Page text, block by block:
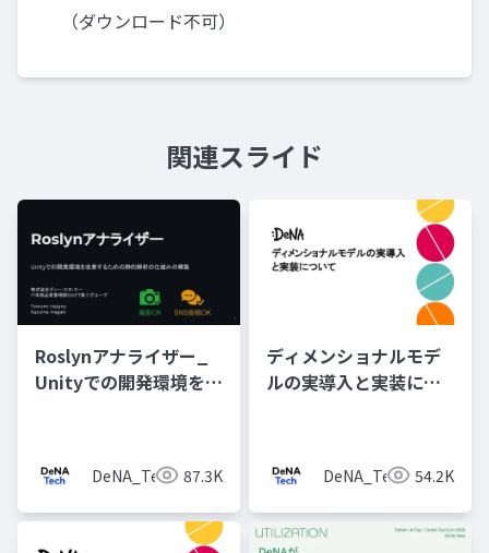
（ダウンロード不可）
関連スライド
Roslynアナライザー_
Unityでの開発環境を改
DeNA_Tech 87.3K
ディメンショナルモデ
ルの実導入と実装につ
DeNA_Tech 54.2K